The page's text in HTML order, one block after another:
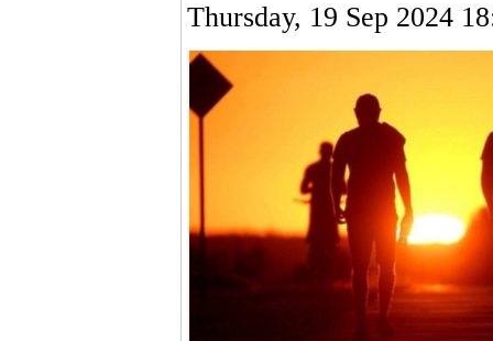
Thursday, 19 Sep 2024